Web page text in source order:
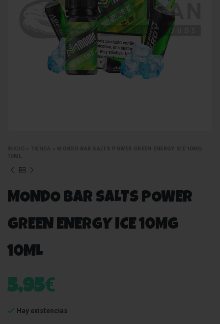
MONDO BAR SALTS POWER GREEN ENERGY ICE 10MG
10ML
MONDO BAR SALTS POWER
GREEN ENERGY ICE 10MG
10ML
5,95€
Hay existencias